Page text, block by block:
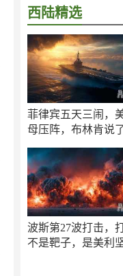
西陆精选
菲律宾五天三闹，
母压阵，布林肯说
波斯第27波打击，
不是靶子，是美利